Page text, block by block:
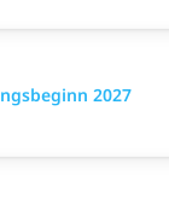
2027